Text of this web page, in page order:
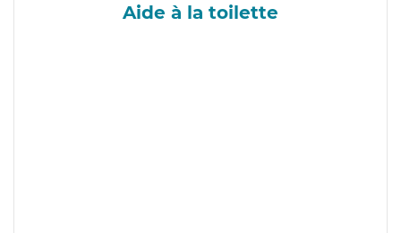
Aide à la toilette